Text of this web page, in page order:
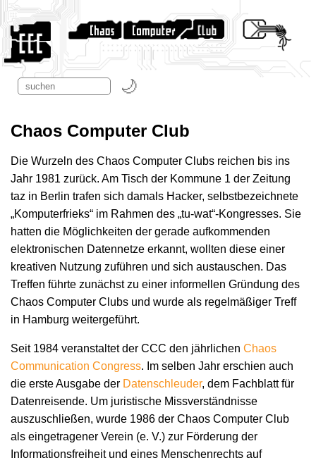
Chaos Computer Club
Die Wurzeln des Chaos Computer Clubs reichen bis ins
Jahr 1981 zurück. Am Tisch der Kommune 1 der Zeitung
taz in Berlin trafen sich damals Hacker, selbstbezeichnete
„Komputerfrieks“ im Rahmen des „tu-wat“-Kongresses. Sie
hatten die Möglichkeiten der gerade aufkommenden
elektronischen Datennetze erkannt, wollten diese einer
kreativen Nutzung zuführen und sich austauschen. Das
Treffen führte zunächst zu einer informellen Gründung des
Chaos Computer Clubs und wurde als regelmäßiger Treff
in Hamburg weitergeführt.
Seit 1984 veranstaltet der CCC den jährlichen Chaos
Communication Congress. Im selben Jahr erschien auch
die erste Ausgabe der Datenschleuder, dem Fachblatt für
Datenreisende. Um juristische Missverständnisse
auszuschließen, wurde 1986 der Chaos Computer Club
als eingetragener Verein (e. V.) zur Förderung der
Informationsfreiheit und eines Menschenrechts auf